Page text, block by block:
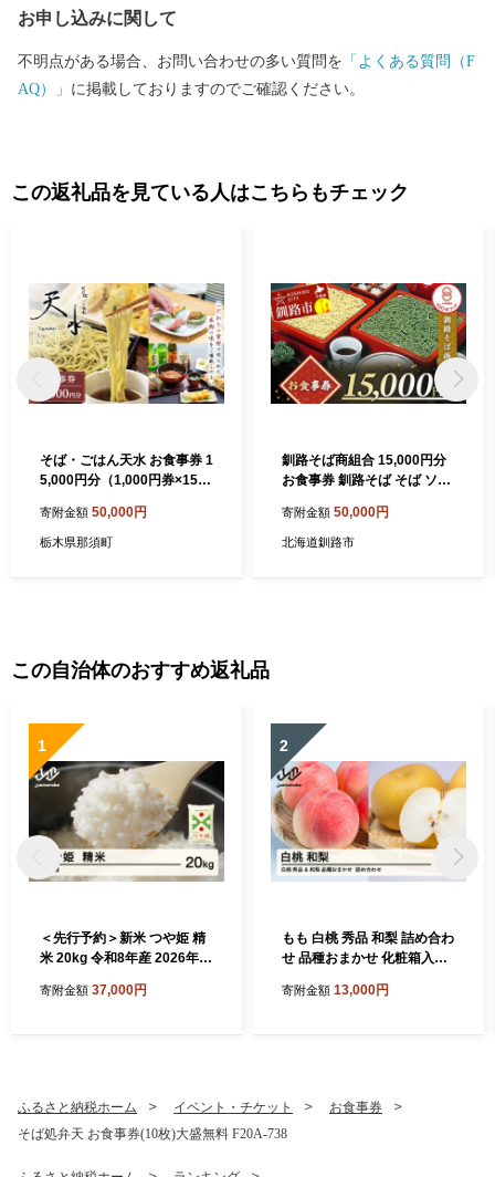
お申し込みに関して
不明点がある場合、お問い合わせの多い質問を 「よくある質問（F
AQ）」 に掲載しておりますのでご確認ください。
この返礼品を見ている人はこちらもチェック
そば・ごはん天水 お食事券 1
5,000円分（1,000円券×15
そば お食事券 利用券 ランチ
ディナー 蕎麦屋 そば屋 天麩
寄附金額 50,000円
栃木県那須町
釧路そば商組合 15,000円分
お食事券 釧路そば そば ソバ
寄附金額 50,000円
北海道釧路市
この自治体のおすすめ返礼品
1
＜先行予約＞新米 つや姫 精
米 20kg 令和8年産 2026年産
旬頃に順次発送 tf-tssxb20-1
寄附金額 37,000円
2
もも 白桃 秀品 和梨 詰め合わ
せ 品種おまかせ 化粧箱入り
2026年産 令和8年産 山形県
寄附金額 13,000円
ふるさと納税ホーム イベント・チケット
お食事券
そば処弁天 お食事券(10枚)大盛無料 F20A-738